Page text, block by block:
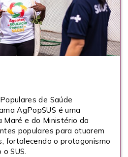
de Saúde
AgPopSUS é uma
Maré e do Ministério da
populares para atuarem
fortalecendo o protagonismo
SUS.